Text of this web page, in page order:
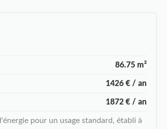
86.75 m²
1426 € / an
1872 € / an
pour un usage standard, établi à